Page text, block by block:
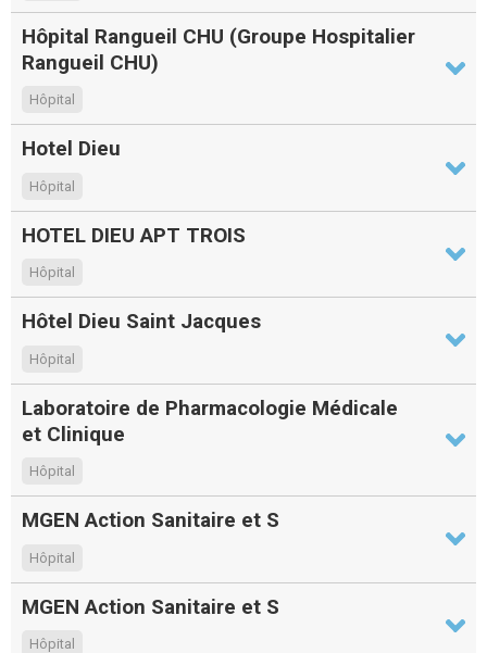
Hôpital Rangueil CHU (Groupe Hospitalier
Rangueil CHU)
Hôpital
Hotel Dieu
Hôpital
HOTEL DIEU APT TROIS
Hôpital
Hôtel Dieu Saint Jacques
Hôpital
Laboratoire de Pharmacologie Médicale
et Clinique
Hôpital
MGEN Action Sanitaire et S
Hôpital
MGEN Action Sanitaire et S
Hôpital